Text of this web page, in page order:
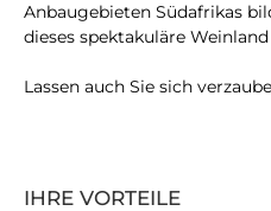
IHRE VORTEILE
Anbaugebieten Südafrikas
dieses spektakuläre
Lassen auch Sie sich